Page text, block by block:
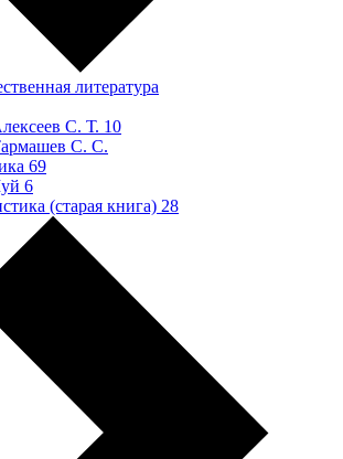
литература
С. Т. 10
С. С.
69
6
(старая книга) 28